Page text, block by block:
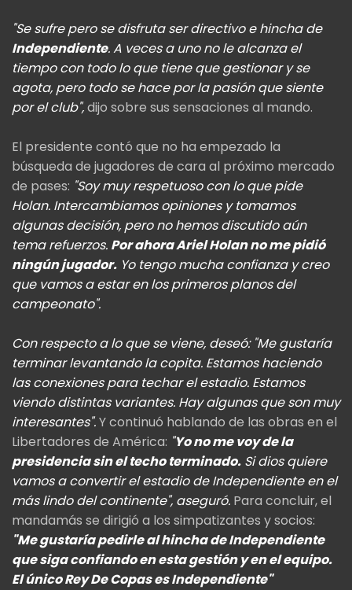
"Se sufre pero se disfruta ser directivo e hincha de
Independiente. A veces a uno no le alcanza el
tiempo con todo lo que tiene que gestionar y se
agota, pero todo se hace por la pasión que siente
por el club",dijo sobre sus sensaciones al mando.
El presidente contó que no ha empezado la
búsqueda de jugadores de cara al próximo mercado
de pases: "Soy muy respetuoso con lo que pide
Holan. Intercambiamos opiniones y tomamos
algunas decisión, pero no hemos discutido aún
tema refuerzos. Por ahora Ariel Holan no me pidió
ningún jugador. Yo tengo mucha confianza y creo
que vamos a estar en los primeros planos del
campeonato".
Con respecto a lo que se viene, deseó: "Me gustaría
terminar levantando la copita. Estamos haciendo
las conexiones para techar el estadio. Estamos
viendo distintas variantes. Hay algunas que son muy
interesantes".Y continuó hablando de las obras en el
Libertadores de América: "Yo no me voy de la
presidencia sin el techo terminado. Si dios quiere
vamos a convertir el estadio de Independiente en el
más lindo del continente", aseguró. Para concluir, el
mandamás se dirigió a los simpatizantes y socios:
"Me gustaría pedirle al hincha de Independiente
que siga confiando en esta gestión y en el equipo.
El único Rey De Copas es Independiente"